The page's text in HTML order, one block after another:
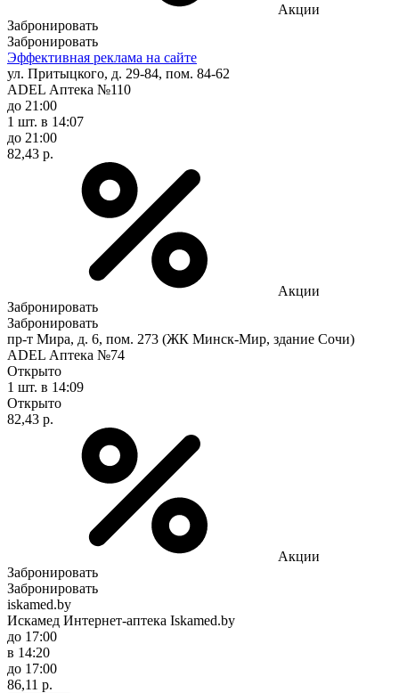
Акции
Забронировать
Забронировать
Эффективная реклама на сайте
ул. Притыцкого, д. 29-84, пом. 84-62
ADEL Аптека №110
до 21:00
1 шт. в 14:07
до 21:00
82,43 р.
Акции
Забронировать
Забронировать
пр-т Мира, д. 6, пом. 273 (ЖК Минск-Мир, здание Сочи)
ADEL Аптека №74
Открыто
1 шт. в 14:09
Открыто
82,43 р.
Акции
Забронировать
Забронировать
iskamed.by
Искамед Интернет-аптека Iskamed.by
до 17:00
в 14:20
до 17:00
86,11 р.